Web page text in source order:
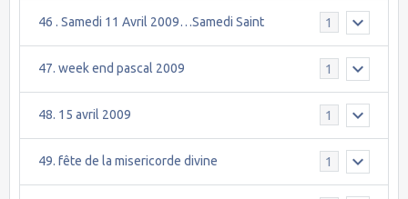
46 . Samedi 11 Avril 2009…Samedi Saint 1
47. week end pascal 2009 1
48. 15 avril 2009 1
49. fête de la misericorde divine 1